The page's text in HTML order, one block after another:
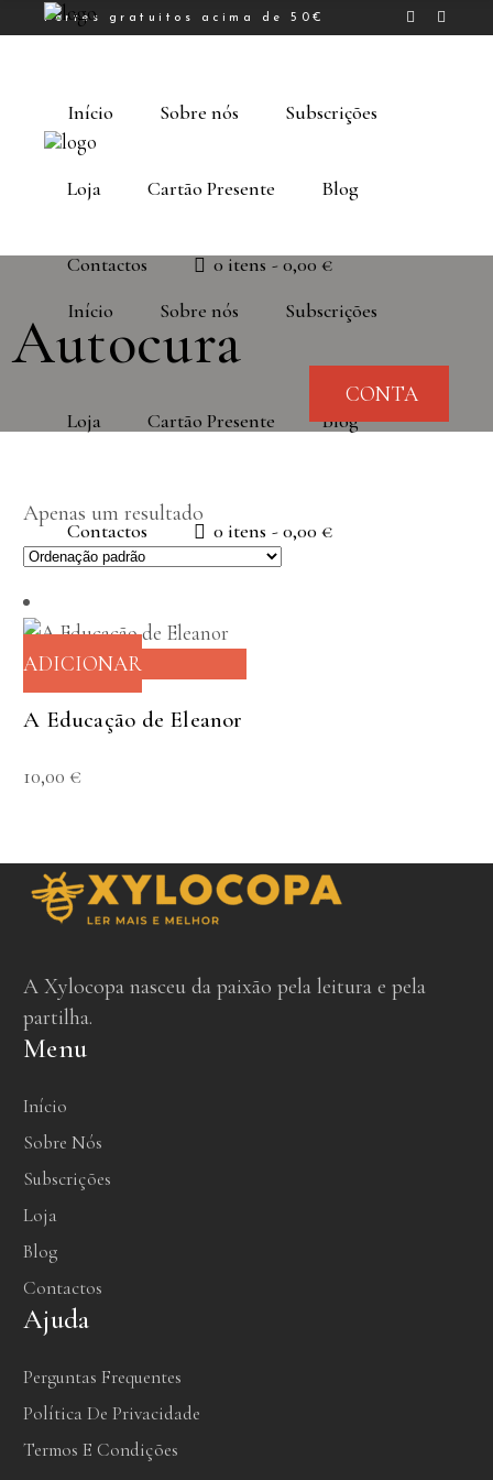
Portes gratuitos acima de 50€
Início Sobre nós Subscrições
Loja Cartão Presente Blog
Contactos 0 itens 0,00 €
CONTA
Início Sobre nós Subscrições
Loja Cartão Presente Blog
Contactos 0 itens 0,00 €
Autocura
Apenas um resultado
ADICIONAR
A Educação de Eleanor
10,00 €
A Xylocopa nasceu da paixão pela leitura e pela
partilha.
Menu
Início
Sobre Nós
Subscrições
Loja
Blog
Contactos
Ajuda
Perguntas Frequentes
Política De Privacidade
Termos E Condições